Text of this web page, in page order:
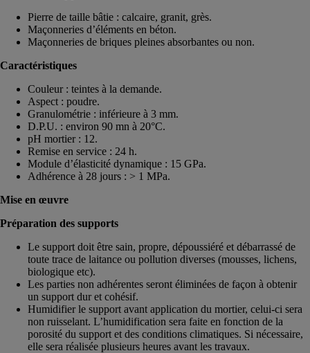
Pierre de taille bâtie : calcaire, granit, grès.
Maçonneries d’éléments en béton.
Maçonneries de briques pleines absorbantes ou non.
Caractéristiques
Couleur : teintes à la demande.
Aspect : poudre.
Granulométrie : inférieure à 3 mm.
D.P.U. : environ 90 mn à 20°C.
pH mortier : 12.
Remise en service : 24 h.
Module d’élasticité dynamique : 15 GPa.
Adhérence à 28 jours : > 1 MPa.
Mise en œuvre
Préparation des supports
Le support doit être sain, propre, dépoussiéré et débarrassé de
toute trace de laitance ou pollution diverses (mousses, lichens,
biologique etc).
Les parties non adhérentes seront éliminées de façon à obtenir
un support dur et cohésif.
Humidifier le support avant application du mortier, celui-ci sera
non ruisselant. L’humidification sera faite en fonction de la
porosité du support et des conditions climatiques. Si nécessaire,
elle sera réalisée plusieurs heures avant les travaux.